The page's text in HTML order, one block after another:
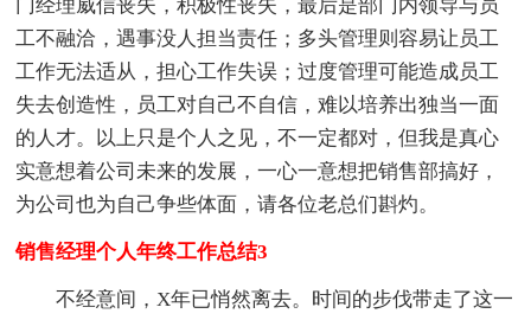
门经理威信丧失，积极性丧失，最后是部门内领导与员
工不融洽，遇事没人担当责任；多头管理则容易让员工
工作无法适从，担心工作失误；过度管理可能造成员工
失去创造性，员工对自己不自信，难以培养出独当一面
的人才。以上只是个人之见，不一定都对，但我是真心
实意想着公司未来的发展，一心一意想把销售部搞好，
为公司也为自己争些体面，请各位老总们斟灼。
销售经理个人年终工作总结3
不经意间，X年已悄然离去。时间的步伐带走了这一